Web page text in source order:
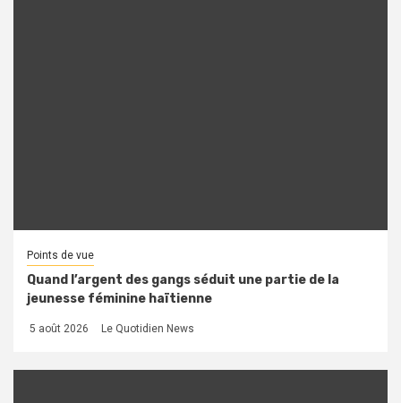
Points de vue
Quand l’argent des gangs séduit une partie de la
jeunesse féminine haïtienne
5 août 2026 Le Quotidien News